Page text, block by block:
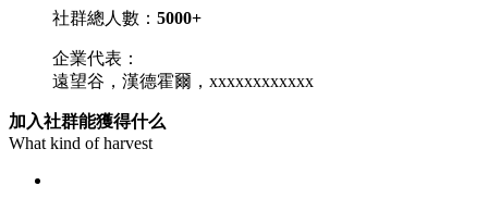
社群總人數： 5000+
企業代表：
遠望谷，漢德霍爾，xxxxxxxxxxxx
加入社群能獲得什么
What kind of harvest